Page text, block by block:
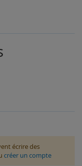
écrire des
créer un compte